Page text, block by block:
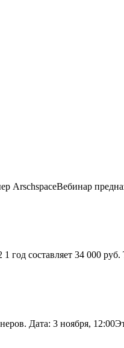
ArschspaceВебинар
составляет 34 000
Дата: 3 ноября,